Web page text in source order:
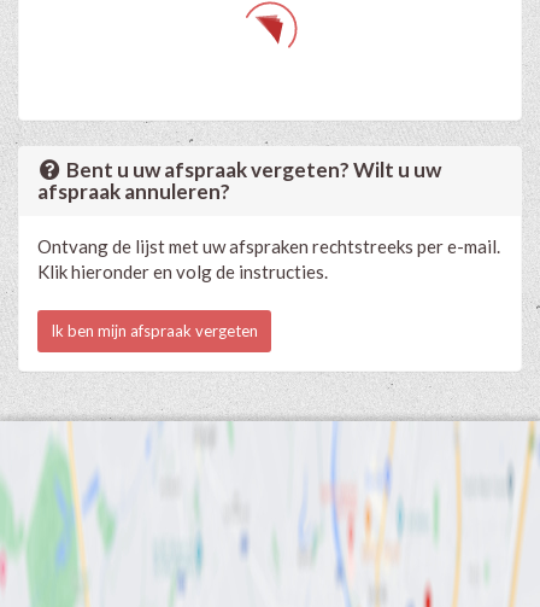
Bent u uw afspraak vergeten? Wilt u uw
afspraak annuleren?
Ontvang de lijst met uw afspraken rechtstreeks per e-mail.
Klik hieronder en volg de instructies.
Ik ben mijn afspraak vergeten